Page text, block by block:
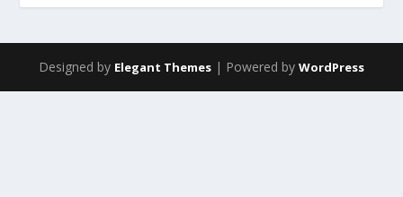
Designed by Elegant Themes | Powered by WordPress